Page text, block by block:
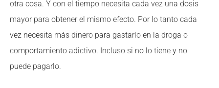
otra cosa. Y con el tiempo necesita cada vez una dosis
mayor para obtener el mismo efecto. Por lo tanto cada
vez necesita más dinero para gastarlo en la droga o
comportamiento adictivo. Incluso si no lo tiene y no
puede pagarlo.